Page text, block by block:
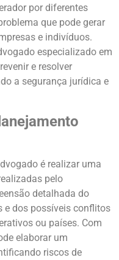
por diferentes
que pode gerar
e indivíduos.
especializado em
e resolver
a segurança jurídica e
é realizar uma
pelo
detalhada do
e dos possíveis conflitos
ou países. Com
elaborar um
riscos de